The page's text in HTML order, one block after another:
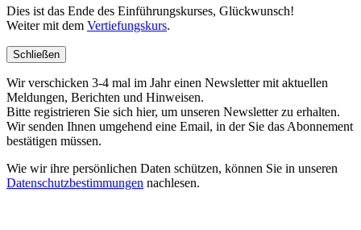
Dies ist das Ende des Einführungskurses, Glückwunsch!
Weiter mit dem Vertiefungskurs.
Schließen
Wir verschicken 3-4 mal im Jahr einen Newsletter mit aktuellen
Meldungen, Berichten und Hinweisen.
Bitte registrieren Sie sich hier, um unseren Newsletter zu erhalten.
Wir senden Ihnen umgehend eine Email, in der Sie das Abonnement
bestätigen müssen.
Wie wir ihre persönlichen Daten schützen, können Sie in unseren
Datenschutzbestimmungen nachlesen.